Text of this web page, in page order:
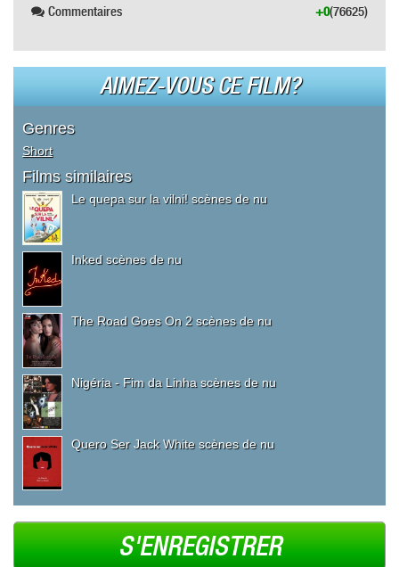
Commentaires (76625)
+0
AIMEZ-VOUS CE FILM?
Genres
Short
Films similaires
Le quepa sur la vilni! scènes de nu
Inked scènes de nu
The Road Goes On 2 scènes de nu
Nigéria - Fim da Linha scènes de nu
Quero Ser Jack White scènes de nu
S'ENREGISTRER